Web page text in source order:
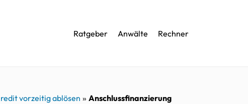
Ratgeber Anwälte Rechner
vorzeitig ablösen Anschlussfinanzierung